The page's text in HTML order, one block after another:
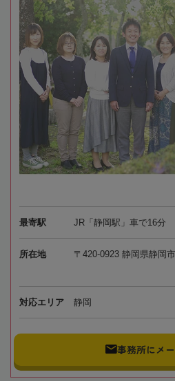
最寄駅 JR「静岡駅」車で16分
所在地 〒420-0923 静岡県静岡
対応エリア 静岡
事務所にメ